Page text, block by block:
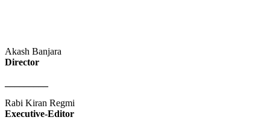
Akash Banjara
Director
Rabi Kiran Regmi
Executive-Editor